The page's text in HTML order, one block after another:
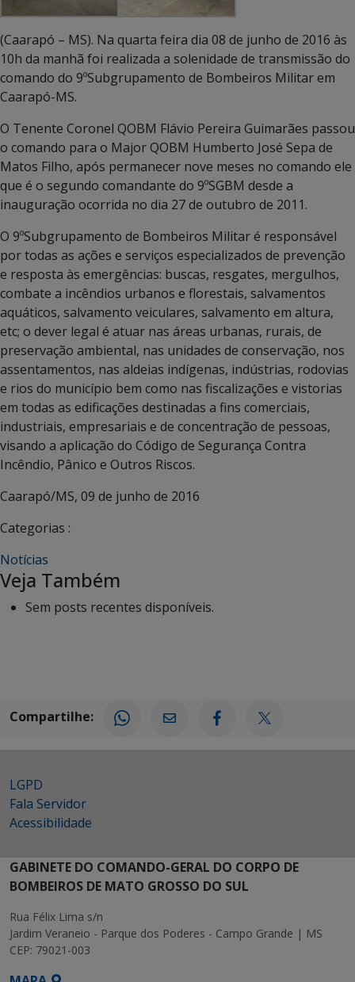
(Caarapó – MS). Na quarta feira dia 08 de junho de 2016 às
10h da manhã foi realizada a solenidade de transmissão do
comando do 9ºSubgrupamento de Bombeiros Militar em
Caarapó-MS.
O Tenente Coronel QOBM Flávio Pereira Guimarães passou
o comando para o Major QOBM Humberto José Sepa de
Matos Filho, após permanecer nove meses no comando ele
que é o segundo comandante do 9ºSGBM desde a
inauguração ocorrida no dia 27 de outubro de 2011.
O 9ºSubgrupamento de Bombeiros Militar é responsável
por todas as ações e serviços especializados de prevenção
e resposta às emergências: buscas, resgates, mergulhos,
combate a incêndios urbanos e florestais, salvamentos
aquáticos, salvamento veiculares, salvamento em altura,
etc; o dever legal é atuar nas áreas urbanas, rurais, de
preservação ambiental, nas unidades de conservação, nos
assentamentos, nas aldeias indígenas, indústrias, rodovias
e rios do município bem como nas fiscalizações e vistorias
em todas as edificações destinadas a fins comerciais,
industriais, empresariais e de concentração de pessoas,
visando a aplicação do Código de Segurança Contra
Incêndio, Pânico e Outros Riscos.
Caarapó/MS, 09 de junho de 2016
Categorias :
Notícias
Veja Também
Sem posts recentes disponíveis.
Compartilhe:
LGPD
Fala Servidor
Acessibilidade
GABINETE DO COMANDO-GERAL DO CORPO DE
BOMBEIROS DE MATO GROSSO DO SUL
Rua Félix Lima s/n
Jardim Veraneio - Parque dos Poderes - Campo Grande | MS
CEP: 79021-003